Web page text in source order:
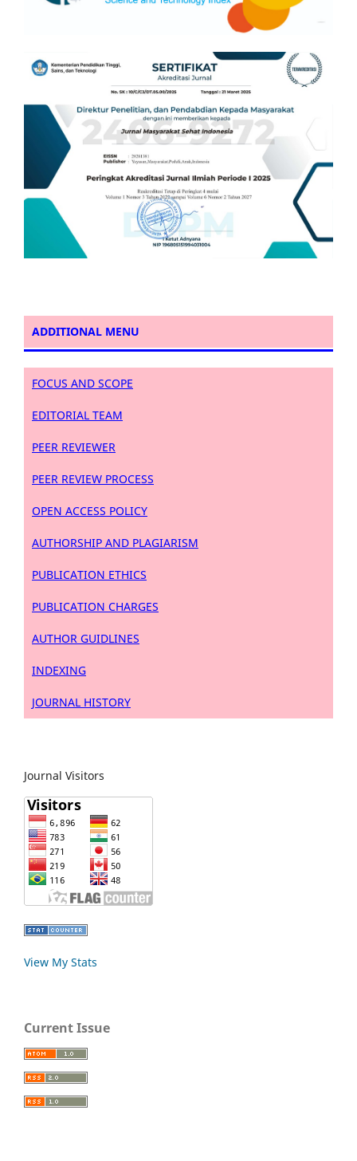
ADDITIONAL MENU
FOCUS AND SCOPE
EDITORIAL TEAM
PEER REVIEWER
PEER REVIEW PROCESS
OPEN ACCESS POLICY
AUTHORSHIP AND PLAGIARISM
PUBLICATION ETHICS
PUBLICATION CHARGES
AUTHOR GUIDLINES
INDEXING
JOURNAL HISTORY
Journal Visitors
View My Stats
Current Issue